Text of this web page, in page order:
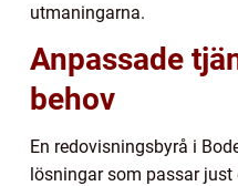
utmaningarna.
Anpassade
behov
En redovisningsbyrå i
lösningar som passar